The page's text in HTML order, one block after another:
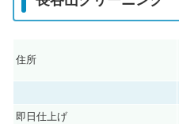
住所
即日仕上げ